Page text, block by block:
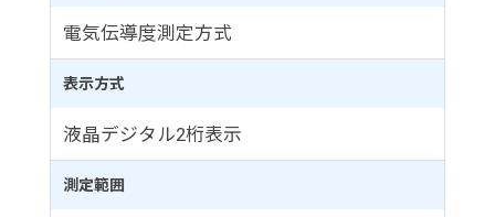
電気伝導度測定方式
表示方式
液晶デジタル2桁表示
測定範囲